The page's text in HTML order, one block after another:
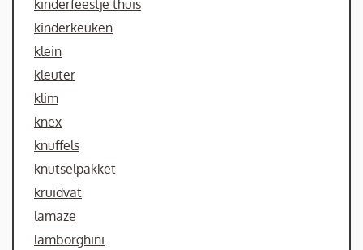
kinderfeestje thuis
kinderkeuken
klein
kleuter
klim
knex
knuffels
knutselpakket
kruidvat
lamaze
lamborghini